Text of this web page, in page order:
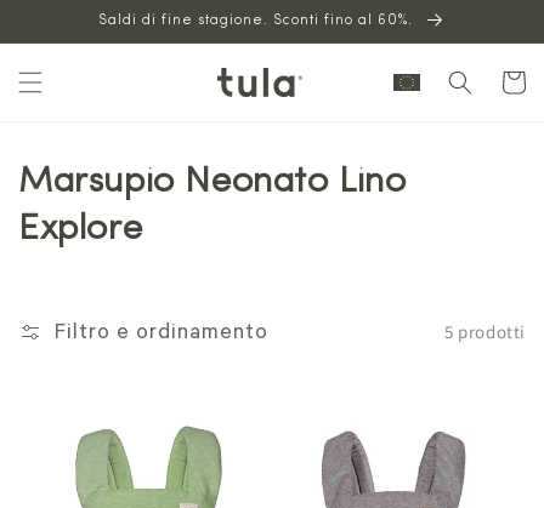
contenuto
Saldi di fine stagione. Sconti fino al 60%.
Carrello
Marsupio Neonato Lino
Explore
Filtro e ordinamento 5 prodotti